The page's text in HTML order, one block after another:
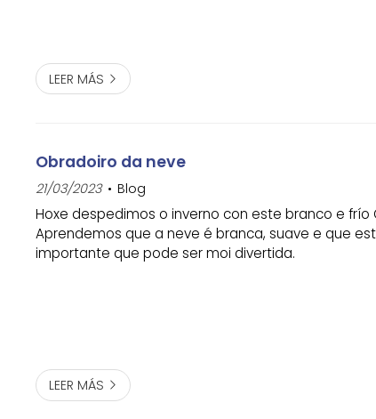
LEER MÁS
Obradoiro da neve
21/03/2023 Blog
Hoxe despedimos o inverno con este branco e frío
Aprendemos que a neve é branca, suave e que
importante que pode ser moi divertida.
LEER MÁS